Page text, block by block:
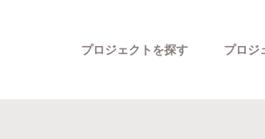
プロジェクトを探す プロジ